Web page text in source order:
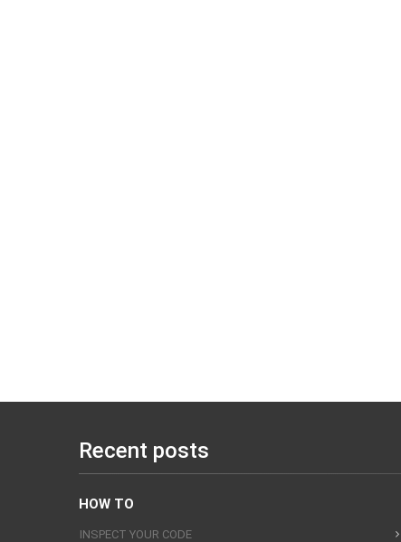
Recent posts
HOW TO
INSPECT YOUR CODE